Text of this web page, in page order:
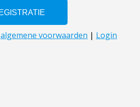
algemene voorwaarden | Login